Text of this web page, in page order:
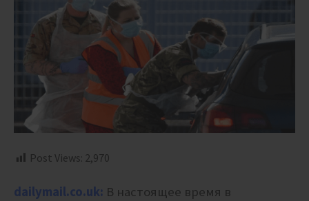
Post Views: 2,970
dailymail.co.uk: В настоящее время в